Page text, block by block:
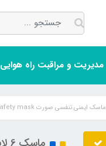
مدیریت و مراقبت راه هوایی
ماسک ایمنی تنفسی صورت safety mask